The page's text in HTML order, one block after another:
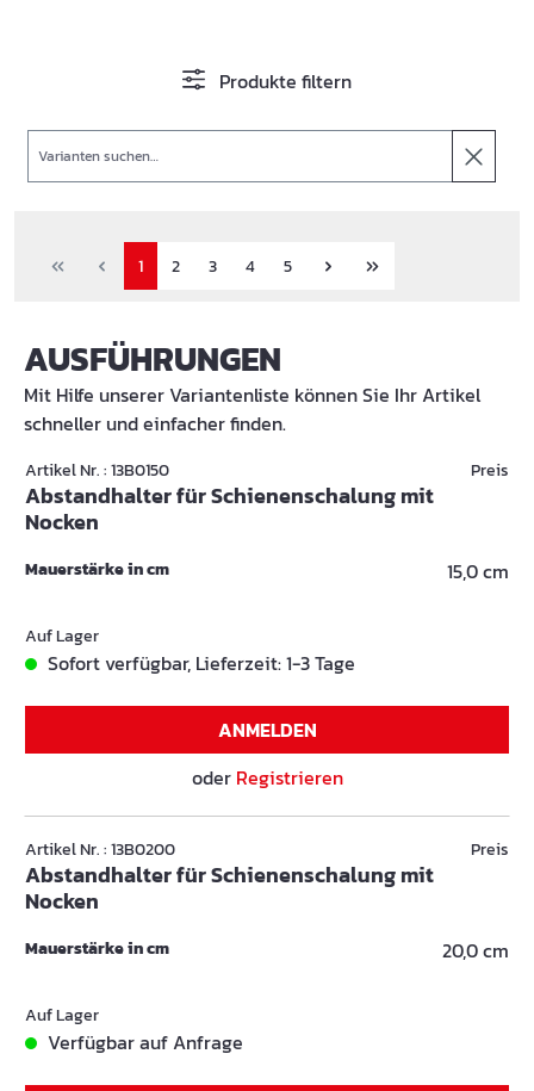
Produkte filtern
1 2 3 4 5
AUSFÜHRUNGEN
Mit Hilfe unserer Variantenliste können Sie Ihr Artikel
schneller und einfacher finden.
Artikel Nr. : 13B0150
Abstandhalter für Schienenschalung mit
Nocken
Preis
Mauerstärke in cm 15,0 cm
Auf Lager
Sofort verfügbar, Lieferzeit: 1-3 Tage
ANMELDEN
oder Registrieren
Artikel Nr. : 13B0200
Abstandhalter für Schienenschalung mit
Nocken
Preis
Mauerstärke in cm 20,0 cm
Auf Lager
Verfügbar auf Anfrage